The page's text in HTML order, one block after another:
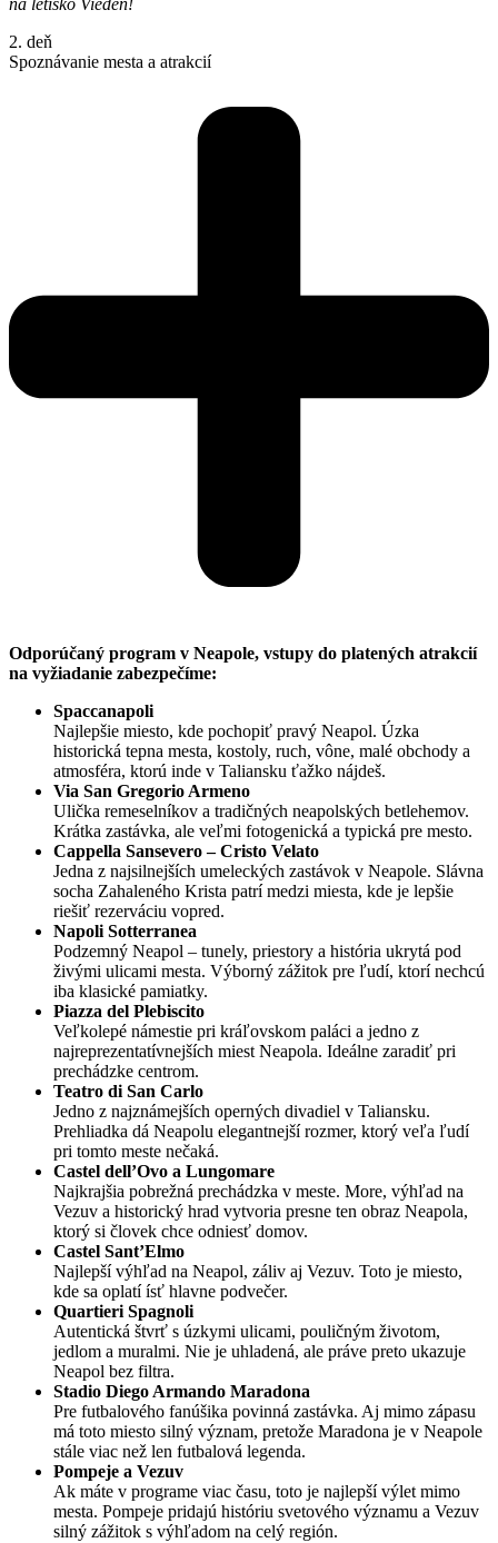
na letisko Viedeň!
2. deň
Spoznávanie mesta a atrakcií
Odporúčaný program v Neapole, vstupy do platených atrakcií
na vyžiadanie zabezpečíme:
Spaccanapoli
Najlepšie miesto, kde pochopiť pravý Neapol. Úzka
historická tepna mesta, kostoly, ruch, vône, malé obchody a
atmosféra, ktorú inde v Taliansku ťažko nájdeš.
Via San Gregorio Armeno
Ulička remeselníkov a tradičných neapolských betlehemov.
Krátka zastávka, ale veľmi fotogenická a typická pre mesto.
Cappella Sansevero – Cristo Velato
Jedna z najsilnejších umeleckých zastávok v Neapole. Slávna
socha Zahaleného Krista patrí medzi miesta, kde je lepšie
riešiť rezerváciu vopred.
Napoli Sotterranea
Podzemný Neapol – tunely, priestory a história ukrytá pod
živými ulicami mesta. Výborný zážitok pre ľudí, ktorí nechcú
iba klasické pamiatky.
Piazza del Plebiscito
Veľkolepé námestie pri kráľovskom paláci a jedno z
najreprezentatívnejších miest Neapola. Ideálne zaradiť pri
prechádzke centrom.
Teatro di San Carlo
Jedno z najznámejších operných divadiel v Taliansku.
Prehliadka dá Neapolu elegantnejší rozmer, ktorý veľa ľudí
pri tomto meste nečaká.
Castel dell’Ovo a Lungomare
Najkrajšia pobrežná prechádzka v meste. More, výhľad na
Vezuv a historický hrad vytvoria presne ten obraz Neapola,
ktorý si človek chce odniesť domov.
Castel Sant’Elmo
Najlepší výhľad na Neapol, záliv aj Vezuv. Toto je miesto,
kde sa oplatí ísť hlavne podvečer.
Quartieri Spagnoli
Autentická štvrť s úzkymi ulicami, pouličným životom,
jedlom a muralmi. Nie je uhladená, ale práve preto ukazuje
Neapol bez filtra.
Stadio Diego Armando Maradona
Pre futbalového fanúšika povinná zastávka. Aj mimo zápasu
má toto miesto silný význam, pretože Maradona je v Neapole
stále viac než len futbalová legenda.
Pompeje a Vezuv
Ak máte v programe viac času, toto je najlepší výlet mimo
mesta. Pompeje pridajú históriu svetového významu a Vezuv
silný zážitok s výhľadom na celý región.